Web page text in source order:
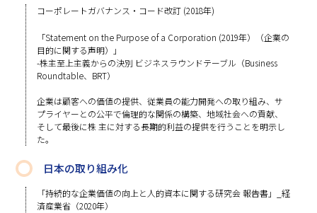
コーポレートガバナンス・コード改訂 (2018年)
「Statement on the Purpose of a Corporation (2019年）（企業の
目的に関する声明）」
-株主至上主義からの決別 ビジネスラウンドテーブル（Business
Roundtable、BRT）
企業は顧客への価値の提供、従業員の能力開発への取り組み、サ
プライヤーとの公平で倫理的な関係の構築、地域社会への貢献、
そして最後に株 主に対する長期的利益の提供を行うことを明示し
た。
日本の取り組み化
「持続的な企業価値の向上と人的資本に関する研究会 報告書」_経
済産業省（2020年）